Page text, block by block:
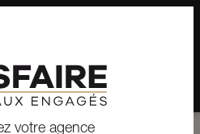
et vente de matériaux pour un
pérenne.
votre agence